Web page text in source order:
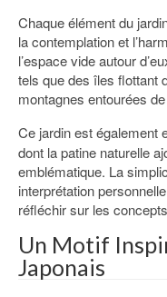
Chaque élément du
la contemplation et
l’espace vide autour
tels que des îles flottant
montagnes entourées
Ce jardin est également
dont la patine naturelle
emblématique. La
interprétation
réfléchir sur les
Un Motif
Japonais